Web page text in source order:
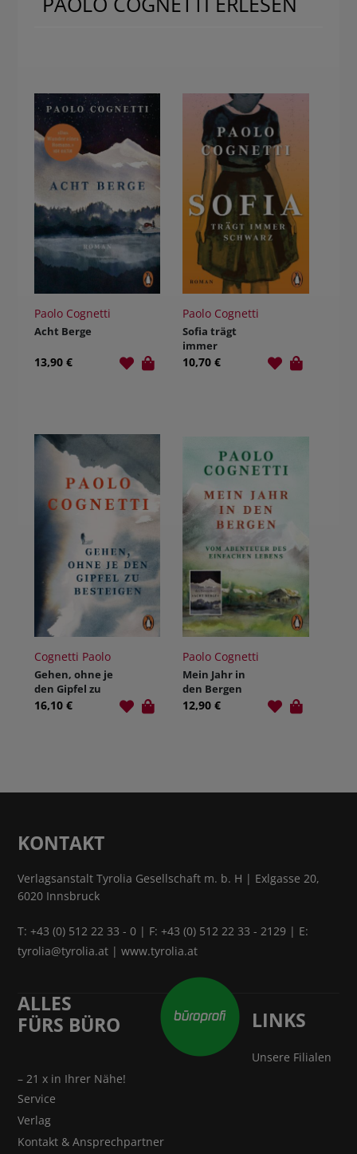
Paolo Cognetti
Acht Berge
13,90 €
Paolo Cognetti
Sofia trägt
immer
Schwarz
10,70 €
Cognetti Paolo
Gehen, ohne je
den Gipfel zu
besteigen
16,10 €
Paolo Cognetti
Mein Jahr in
den Bergen
12,90 €
KONTAKT
Verlagsanstalt Tyrolia Gesellschaft m. b. H | Exlgasse 20,
6020 Innsbruck
T:+43 (0) 512 22 33 - 0 | F: +43 (0) 512 22 33 - 2129 | E:
tyrolia@tyrolia.at |www.tyrolia.at
ALLES
FÜRS BÜRO
LINKS
Unsere Filialen
– 21 x in Ihrer Nähe!
Service
Verlag
Kontakt & Ansprechpartner